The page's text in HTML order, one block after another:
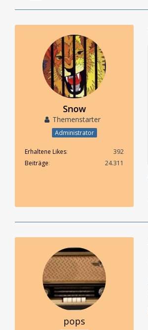
Snow
Themenstarter
Administrator
Erhaltene Likes
392
Beiträge
24.311
pops